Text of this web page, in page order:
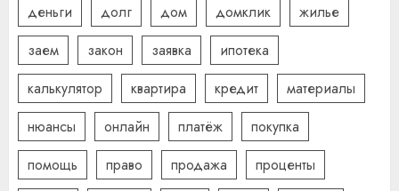
деньги
долг дом домклик
жилье
заем
закон заявка
ипотека
калькулятор
квартира кредит
материалы
нюансы
онлайн платёж
покупка
помощь
право продажа
проценты